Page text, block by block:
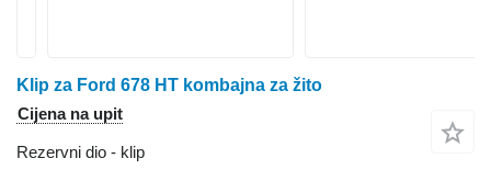
Klip za Ford 678 HT kombajna za žito
Cijena na upit
Rezervni dio - klip